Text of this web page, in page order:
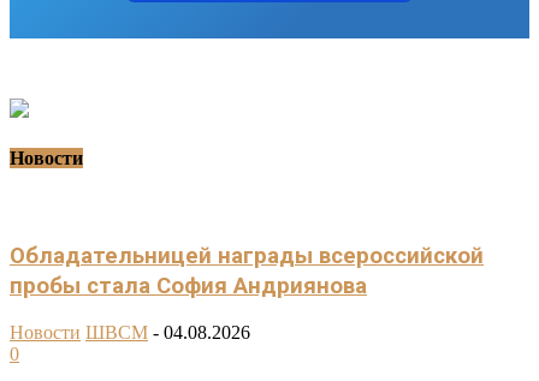
Новости
Обладательницей награды всероссийской
пробы стала София Андриянова
Новости ШВСМ - 04.08.2026
0